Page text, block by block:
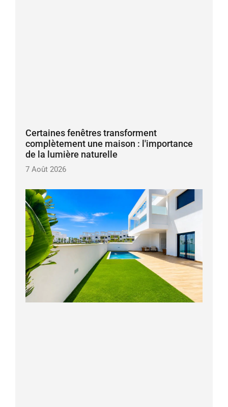
Certaines fenêtres transforment
complètement une maison : l'importance
de la lumière naturelle
7 Août 2026